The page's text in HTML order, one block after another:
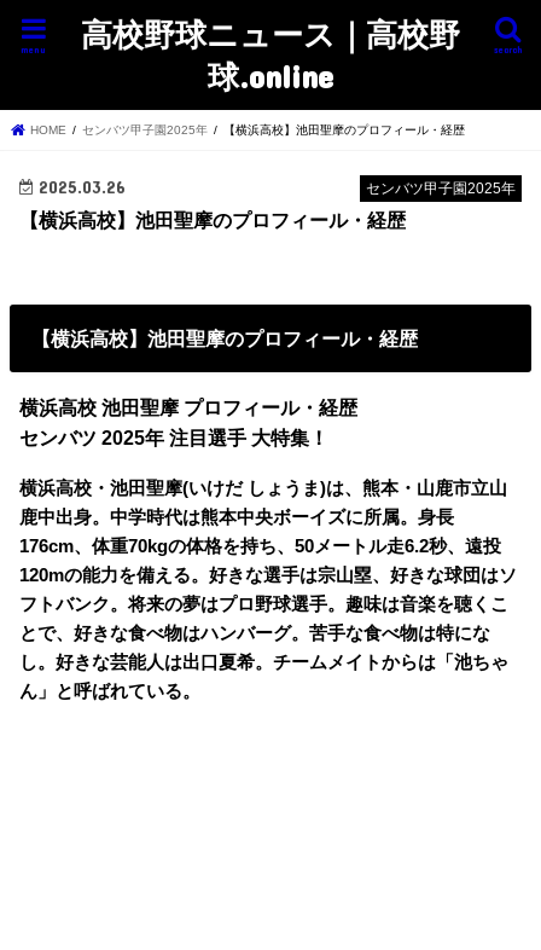
高校野球ニュース｜高校野
球.online
search
menu
HOME センバツ甲子園2025年 【横浜高校】池田聖摩のプロフィール・経歴
センバツ甲子園2025年
2025.03.26
【横浜高校】池田聖摩のプロフィール・経歴
【横浜高校】池田聖摩のプロフィール・経歴
横浜高校 池田聖摩 プロフィール・経歴
センバツ 2025年 注目選手 大特集！
横浜高校・池田聖摩(いけだ しょうま)は、熊本・山鹿市立山
鹿中出身。中学時代は熊本中央ボーイズに所属。身長
176cm、体重70kgの体格を持ち、50メートル走6.2秒、遠投
120mの能力を備える。好きな選手は宗山塁、好きな球団はソ
フトバンク。将来の夢はプロ野球選手。趣味は音楽を聴くこ
とで、好きな食べ物はハンバーグ。苦手な食べ物は特にな
し。好きな芸能人は出口夏希。チームメイトからは「池ちゃ
ん」と呼ばれている。